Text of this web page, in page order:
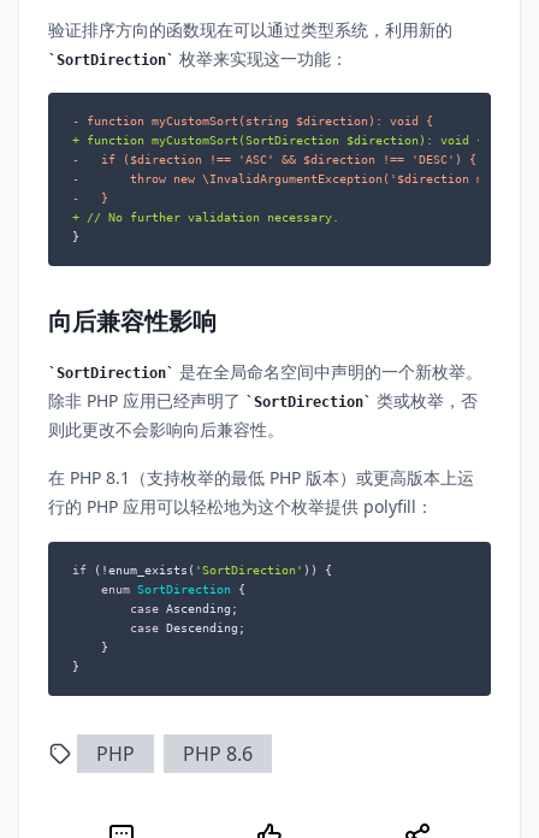
验证排序方向的函数现在可以通过类型系统，利用新的
SortDirection 枚举来实现这一功能：
- function myCustomSort(string $direction): void {
+ function myCustomSort(SortDirection $direction): void {
-   if ($direction !== 'ASC' && $direction !== 'DESC') {
-       throw new \InvalidArgumentException('$direction must be
-   }
+ // No further validation necessary.
}
向后兼容性影响
SortDirection
是在全局命名空间中声明的一个新枚举。
除非 PHP 应用已经声明了
SortDirection
类或枚举，否
则此更改不会影响向后兼容性。
在 PHP 8.1（支持枚举的最低 PHP 版本）或更高版本上运
行的 PHP 应用可以轻松地为这个枚举提供 polyfill：
if (!enum_exists( 'SortDirection' )) {
enum SortDirection
{
case Ascending;
case Descending;
    }
}
PHP PHP 8.6